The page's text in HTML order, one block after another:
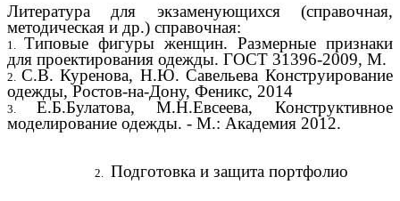
Литература для экзаменующихся (справочная,
методическая и др.) справочная:
Типовые фигуры женщин. Размерные признаки
для проектирования одежды. ГОСТ 31396-2009, М.
С.В. Куренова, Н.Ю. Савельева Конструирование
одежды, Ростов-на-Дону, Феникс, 2014
Е.Б.Булатова, М.Н.Евсеева, Конструктивное
моделирование одежды. - М.: Академия 2012.
Подготовка и защита портфолио